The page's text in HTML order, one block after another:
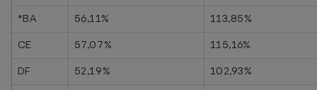
*BA
56,11%
113,85%
CE
57,07%
115,16%
DF
52,19%
102,93%